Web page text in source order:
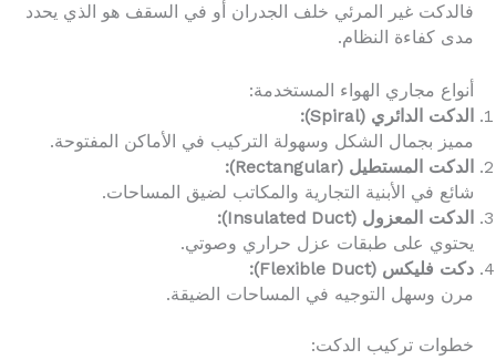
فالدكت غير المرئي خلف الجدران أو في السقف هو الذي يحدد
مدى كفاءة النظام.
أنواع مجاري الهواء المستخدمة:
الدكت الدائري (Spiral):
مميز بجمال الشكل وسهولة التركيب في الأماكن المفتوحة.
الدكت المستطيل (Rectangular):
شائع في الأبنية التجارية والمكاتب لضيق المساحات.
الدكت المعزول (Insulated Duct):
يحتوي على طبقات عزل حراري وصوتي.
دكت فليكس (Flexible Duct):
مرن وسهل التوجيه في المساحات الضيقة.
خطوات تركيب الدكت: